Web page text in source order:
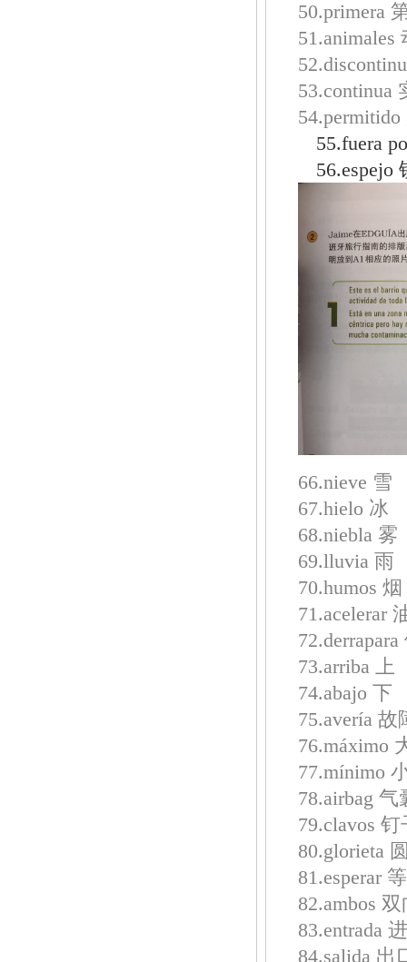
50.primera
51.animales
53.continua
55.fuera
56.espejo
66.nieve 雪
67.hielo 冰
68.niebla 雾
69.lluvia 雨
70.humos 烟
71.acelerar
73.arriba 上
74.abajo 下
75.avería 故
76.máximo
77.mínimo
78.airbag 气
79.clavos 钉
80.glorieta
81.esperar
82.ambos
83.entrada
84.salida 出